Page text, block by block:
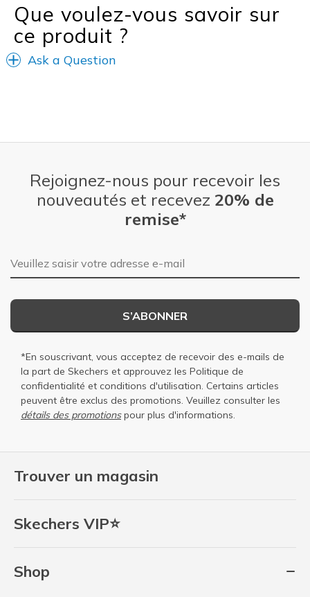
Que voulez-vous savoir sur
ce produit ?
Ask a Question
Trouver un magasin
Skechers VIP⭐
Shop
Rejoignez-nous pour recevoir les
nouveautés et recevez 20% de
remise*
Adresse e-mail
S’ABONNER
*En souscrivant, vous acceptez de recevoir des e-mails de
la part de Skechers et approuvez les Politique de
confidentialité et conditions d'utilisation. Certains articles
peuvent être exclus des promotions. Veuillez consulter les
détails des promotionspour plus d'informations.